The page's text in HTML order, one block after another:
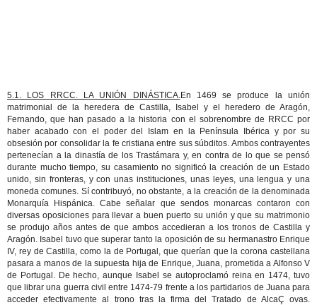
5.1. LOS RRCC. LA UNIÓN DINÁSTICA.En 1469 se produce la unión
matrimonial de la heredera de Castilla, Isabel y el heredero de Aragón,
Fernando, que han pasado a la historia con el sobrenombre de RRCC por
haber acabado con el poder del Islam en la Península Ibérica y por su
obsesión por consolidar la fe cristiana entre sus súbditos. Ambos contrayentes
pertenecían a la dinastía de los Trastámara y, en contra de lo que se pensó
durante mucho tiempo, su casamiento no significó la creación de un Estado
unido, sin fronteras, y con unas instituciones, unas leyes, una lengua y una
moneda comunes. Sí contribuyó, no obstante, a la creación de la denominada
Monarquía Hispánica. Cabe señalar que sendos monarcas contaron con
diversas oposiciones para llevar a buen puerto su unión y que su matrimonio
se produjo años antes de que ambos accedieran a los tronos de Castilla y
Aragón. Isabel tuvo que superar tanto la oposición de su hermanastro Enrique
IV, rey de Castilla, como la de Portugal, que querían que la corona castellana
pasara a manos de la supuesta hija de Enrique, Juana, prometida a Alfonso V
de Portugal. De hecho, aunque Isabel se autoproclamó reina en 1474, tuvo
que librar una guerra civil entre 1474-79 frente a los partidarios de Juana para
acceder efectivamente al trono tras la firma del Tratado de AlcaÇ ovas.